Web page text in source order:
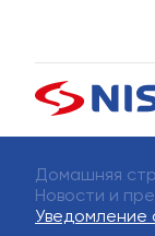
Поиск
Домашняя
Новости и
Уведомление